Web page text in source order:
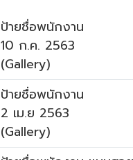
ป้ายชื่อพนักงาน
10 ก.ค. 2563
(Gallery)
ป้ายชื่อพนักงาน
2 เม.ย 2563
(Gallery)